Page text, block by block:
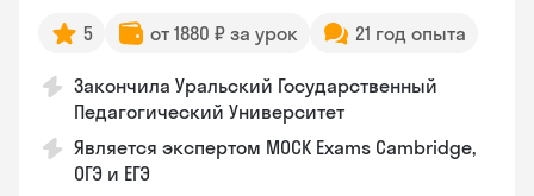
5 от 1880 ₽ за урок 21 год опыта
Закончила Уральский Государственный
Педагогический Университет
Является экспертом MOCK Exams Cambridge,
ОГЭ и ЕГЭ